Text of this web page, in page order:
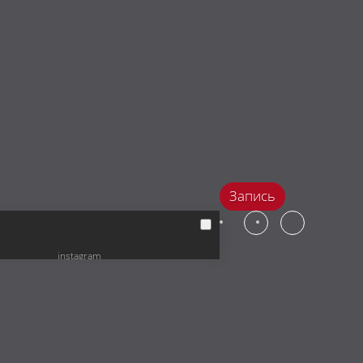
Запись
instagram